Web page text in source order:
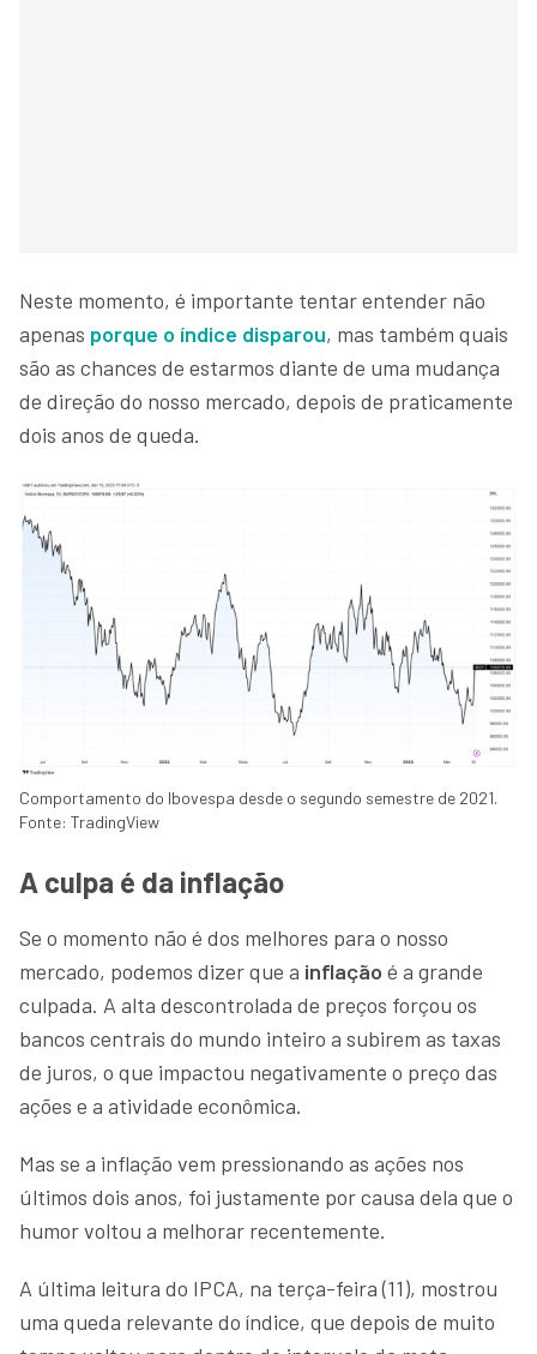
Neste momento, é importante tentar entender não
apenas porque o índice disparou, mas também quais
são as chances de estarmos diante de uma mudança
de direção do nosso mercado, depois de praticamente
dois anos de queda.
Comportamento do Ibovespa desde o segundo semestre de 2021.
Fonte: TradingView
A culpa é da inflação
Se o momento não é dos melhores para o nosso
mercado, podemos dizer que a inflação é a grande
culpada. A alta descontrolada de preços forçou os
bancos centrais do mundo inteiro a subirem as taxas
de juros, o que impactou negativamente o preço das
ações e a atividade econômica.
Mas se a inflação vem pressionando as ações nos
últimos dois anos, foi justamente por causa dela que o
humor voltou a melhorar recentemente.
A última leitura do IPCA, na terça-feira (11), mostrou
uma queda relevante do índice, que depois de muito